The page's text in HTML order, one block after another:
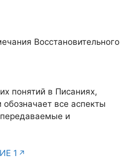
Восстановительного
понятий в Писаниях,
все аспекты
передаваемые и
1